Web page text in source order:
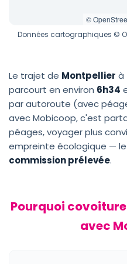
©
Données cartographiques ©
Le trajet de Montpellier à
parcourt en environ 6h34
par autoroute (avec
avec Mobicoop, c'est
péages, voyager plus
empreinte écologique —
commission prélevée.
Pourquoi
avec